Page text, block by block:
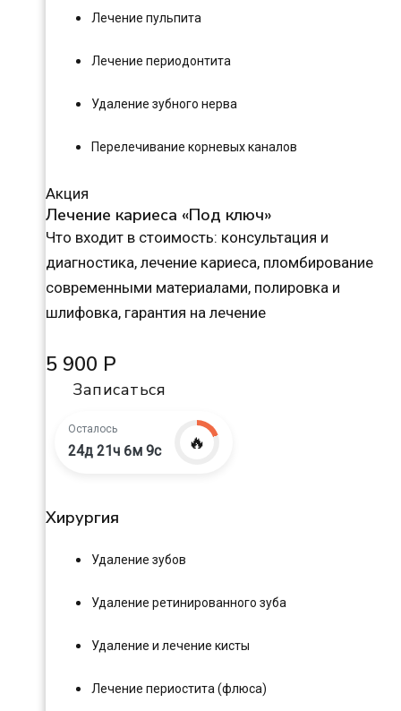
Лечение пульпита
Лечение периодонтита
Удаление зубного нерва
Перелечивание корневых каналов
Акция
Лечение кариеса «Под ключ»
Что входит в стоимость: консультация и
диагностика, лечение кариеса, пломбирование
современными материалами, полировка и
шлифовка, гарантия на лечение
5 900 Р
Записаться
Осталось
24д 21ч 6м 8с 🔥
Хирургия
Удаление зубов
Удаление ретинированного зуба
Удаление и лечение кисты
Лечение периостита (флюса)